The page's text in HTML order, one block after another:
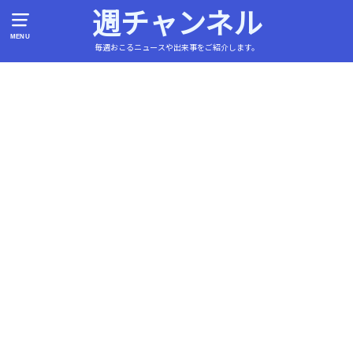
MENU 週チャンネル
毎週おこるニュースや出来事をご紹介します。